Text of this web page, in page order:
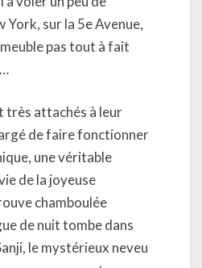
York, sur la 5e Avenue,
pas tout à fait
très attachés à leur
de faire fonctionner
une véritable
de la joyeuse
chamboulée
de nuit tombe dans
le mystérieux neveu